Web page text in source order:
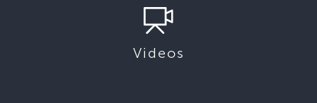
Videos